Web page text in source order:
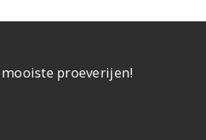
proeverijen!